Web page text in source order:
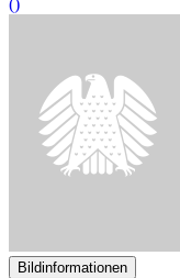
Bildinformationen